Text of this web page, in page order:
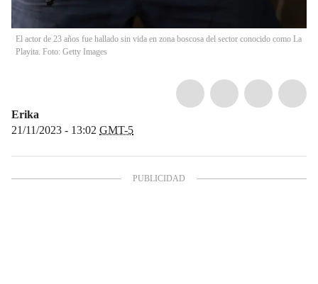
El actor de 23 años fue hallado sin vida en zona boscosa del sector conocido como La
Playita. Foto: Getty Images
Erika
21/11/2023 - 13:02 GMT-5